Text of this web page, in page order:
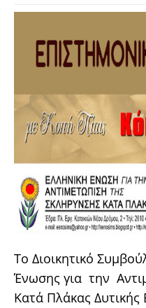
Το Διοικητικό
Ένωσης για την
Κατά Πλάκας Δυτικής